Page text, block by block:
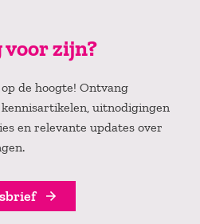
zijn?
de hoogte! Ontvang
uitnodigingen
en relevante updates over